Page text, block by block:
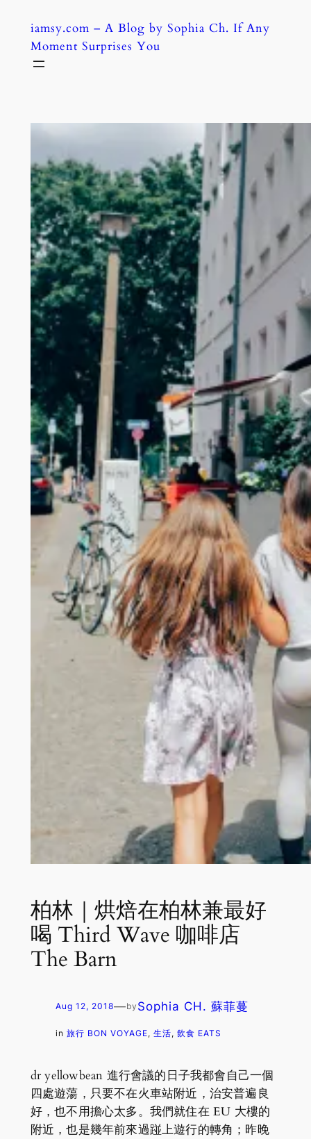
content
iamsy.com – A Blog by Sophia Ch. If Any
Moment Surprises You
柏林｜烘焙在柏林兼最好
喝 Third Wave 咖啡店
The Barn
Aug 12, 2018—by Sophia CH. 蘇菲蔓
in 旅行 BON VOYAGE, 生活, 飲食 EATS
dr yellowbean 進行會議的日子我都會自己一個
四處遊蕩，只要不在火車站附近，治安普遍良
好，也不用擔心太多。我們就住在 EU 大樓的
附近，也是幾年前來過踫上遊行的轉角；昨晚